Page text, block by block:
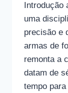
uma
precisão e
armas de
remonta a
datam de
tempo